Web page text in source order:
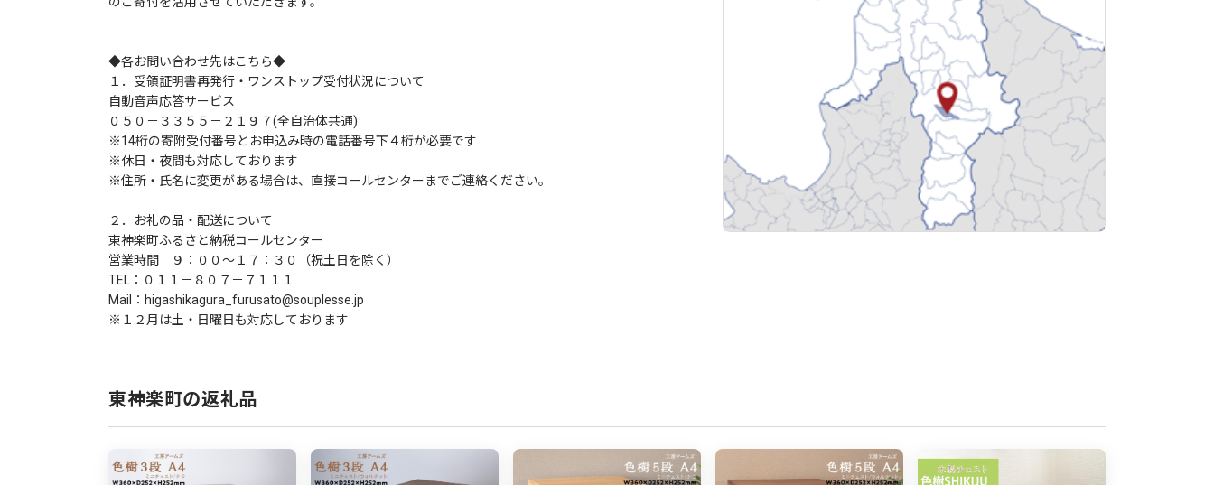
◆各お問い合わせ先はこちら◆
１．受領証明書再発行・ワンストップ受付状況について
自動音声応答サービス
０５０－３３５５－２１９７(全自治体共通)
※14桁の寄附受付番号とお申込み時の電話番号下４桁が必要です
※休日・夜間も対応しております
※住所・氏名に変更がある場合は、直接コールセンターまでご連絡ください。
２．お礼の品・配送について
東神楽町ふるさと納税コールセンター
営業時間 ９：００～１７：３０（祝土日を除く）
TEL：０１１－８０７－７１１１
Mail：higashikagura_furusato@souplesse.jp
※１２月は土・日曜日も対応しております
東神楽町の返礼品